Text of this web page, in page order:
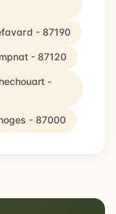
- 87190
- 87120
-
- 87000